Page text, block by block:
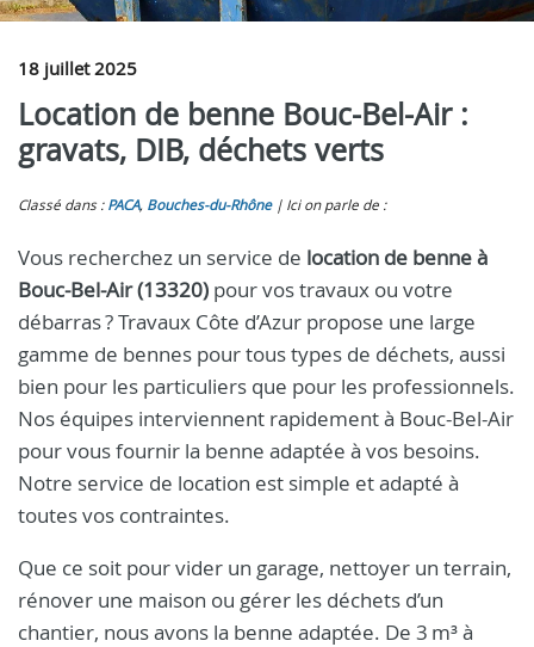
18 juillet 2025
Location de benne Bouc-Bel-Air :
gravats, DIB, déchets verts
Classé dans : PACA, Bouches-du-Rhône Ici on parle de :
Vous recherchez un service de location de benne à
Bouc-Bel-Air (13320) pour vos travaux ou votre
débarras ? Travaux Côte d’Azur propose une large
gamme de bennes pour tous types de déchets, aussi
bien pour les particuliers que pour les professionnels.
Nos équipes interviennent rapidement à Bouc-Bel-Air
pour vous fournir la benne adaptée à vos besoins.
Notre service de location est simple et adapté à
toutes vos contraintes.
Que ce soit pour vider un garage, nettoyer un terrain,
rénover une maison ou gérer les déchets d’un
chantier, nous avons la benne adaptée. De 3 m³ à